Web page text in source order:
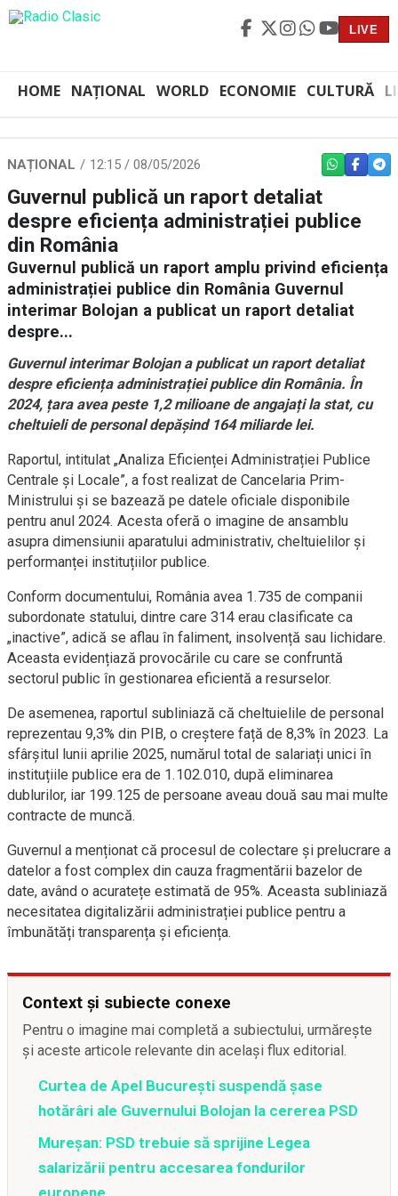
LIVE
HOME NAȚIONAL WORLD ECONOMIE CULTURĂ
NAȚIONAL 12:15 / 08/05/2026 WHATSAPP
Guvernul publică un raport detaliat
despre eficiența administrației publice
din România
Guvernul publică un raport amplu privind eficiența
administrației publice din România Guvernul
interimar Bolojan a publicat un raport detaliat
despre...
Guvernul interimar Bolojan a publicat un raport detaliat
despre eficiența administrației publice din România. În
2024, țara avea peste 1,2 milioane de angajați la stat, cu
cheltuieli de personal depășind 164 miliarde lei.
Raportul, intitulat „Analiza Eficienței Administrației Publice
Centrale și Locale”, a fost realizat de Cancelaria Prim-
Ministrului și se bazează pe datele oficiale disponibile
pentru anul 2024. Acesta oferă o imagine de ansamblu
asupra dimensiunii aparatului administrativ, cheltuielilor și
performanței instituțiilor publice.
Conform documentului, România avea 1.735 de companii
subordonate statului, dintre care 314 erau clasificate ca
„inactive”, adică se aflau în faliment, insolvență sau lichidare.
Aceasta evidențiază provocările cu care se confruntă
sectorul public în gestionarea eficientă a resurselor.
De asemenea, raportul subliniază că cheltuielile de personal
reprezentau 9,3% din PIB, o creștere față de 8,3% în 2023. La
sfârșitul lunii aprilie 2025, numărul total de salariați unici în
instituțiile publice era de 1.102.010, după eliminarea
dublurilor, iar 199.125 de persoane aveau două sau mai multe
contracte de muncă.
Guvernul a menționat că procesul de colectare și prelucrare a
datelor a fost complex din cauza fragmentării bazelor de
date, având o acuratețe estimată de 95%. Aceasta subliniază
necesitatea digitalizării administrației publice pentru a
îmbunătăți transparența și eficiența.
Context și subiecte conexe
Pentru o imagine mai completă a subiectului, urmărește
și aceste articole relevante din același flux editorial.
Curtea de Apel București suspendă șase
hotărâri ale Guvernului Bolojan la cererea PSD
Mureșan: PSD trebuie să sprijine Legea
salarizării pentru accesarea fondurilor
europene